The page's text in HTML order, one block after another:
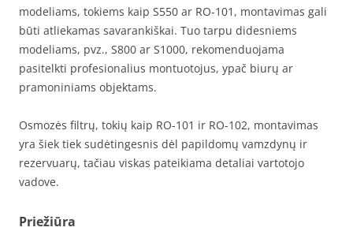
modeliams, tokiems kaip S550 ar RO-101, montavimas gali
būti atliekamas savarankiškai. Tuo tarpu didesniems
modeliams, pvz., S800 ar S1000, rekomenduojama
pasitelkti profesionalius montuotojus, ypač biurų ar
pramoniniams objektams.
Osmozės filtrų, tokių kaip RO-101 ir RO-102, montavimas
yra šiek tiek sudėtingesnis dėl papildomų vamzdynų ir
rezervuarų, tačiau viskas pateikiama detaliai vartotojo
vadove.
Priežiūra